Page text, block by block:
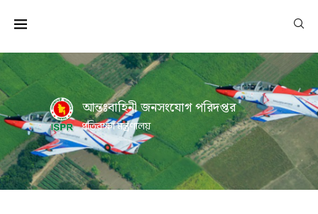
আন্তঃবাহিনী জনসংযোগ পরিদপ্তর
প্রতিরক্ষা মন্ত্রণালয়